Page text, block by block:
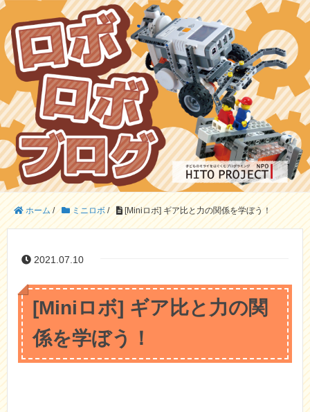
ホーム / ミニロボ / [Miniロボ] ギア比と力の関係を学ぼう！
2021.07.10
[Miniロボ] ギア比と力の関
係を学ぼう！